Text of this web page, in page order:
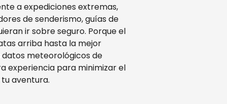
a expediciones extremas,
de senderismo, guías de
ir sobre seguro. Porque el
arriba hasta la mejor
datos meteorológicos de
experiencia para minimizar el
aventura.